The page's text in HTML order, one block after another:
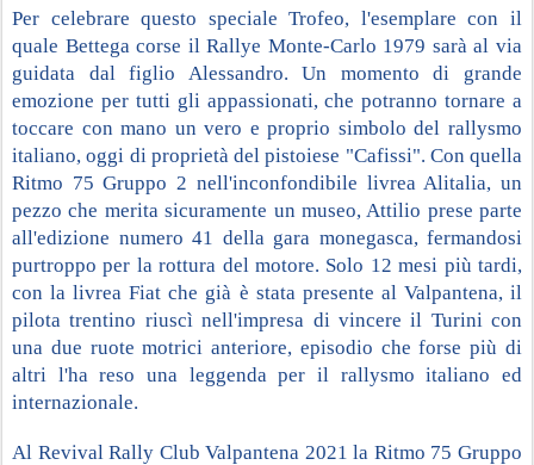
Per celebrare questo speciale Trofeo, l'esemplare con il
quale Bettega corse il Rallye Monte-Carlo 1979 sarà al via
guidata dal figlio Alessandro. Un momento di grande
emozione per tutti gli appassionati, che potranno tornare a
toccare con mano un vero e proprio simbolo del rallysmo
italiano, oggi di proprietà del pistoiese "Cafissi". Con quella
Ritmo 75 Gruppo 2 nell'inconfondibile livrea Alitalia, un
pezzo che merita sicuramente un museo, Attilio prese parte
all'edizione numero 41 della gara monegasca, fermandosi
purtroppo per la rottura del motore. Solo 12 mesi più tardi,
con la livrea Fiat che già è stata presente al Valpantena, il
pilota trentino riuscì nell'impresa di vincere il Turini con
una due ruote motrici anteriore, episodio che forse più di
altri l'ha reso una leggenda per il rallysmo italiano ed
internazionale.
Al Revival Rally Club Valpantena 2021 la Ritmo 75 Gruppo